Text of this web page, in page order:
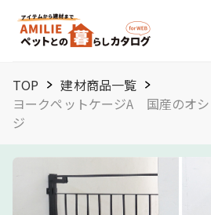
TOP
建材商品一覧
ヨークペットケージA 国産のオ
ジ